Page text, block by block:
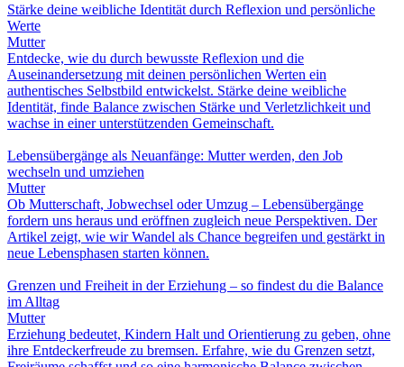
Stärke deine weibliche Identität durch Reflexion und persönliche
Werte
Mutter
Entdecke, wie du durch bewusste Reflexion und die
Auseinandersetzung mit deinen persönlichen Werten ein
authentisches Selbstbild entwickelst. Stärke deine weibliche
Identität, finde Balance zwischen Stärke und Verletzlichkeit und
wachse in einer unterstützenden Gemeinschaft.
Lebensübergänge als Neuanfänge: Mutter werden, den Job
wechseln und umziehen
Mutter
Ob Mutterschaft, Jobwechsel oder Umzug – Lebensübergänge
fordern uns heraus und eröffnen zugleich neue Perspektiven. Der
Artikel zeigt, wie wir Wandel als Chance begreifen und gestärkt in
neue Lebensphasen starten können.
Grenzen und Freiheit in der Erziehung – so findest du die Balance
im Alltag
Mutter
Erziehung bedeutet, Kindern Halt und Orientierung zu geben, ohne
ihre Entdeckerfreude zu bremsen. Erfahre, wie du Grenzen setzt,